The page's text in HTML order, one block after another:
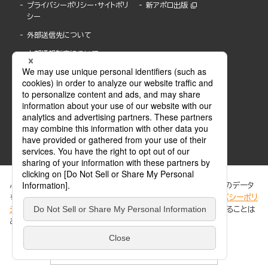
プライバシーポリシー・サイトポリ
シー
外部送信先について
内部通報制度について
新アポロ出版
ABJマークは、この電子書店・電子書籍配信サービスが、著作権者からコンテンツ使用許諾を
得た正規版配信サービスであることを示す登録商標(登録番号 第6091713号)です。
ABJマークの詳細、ABJマークを掲示しているサービスの一覧はこちら。
ぶんか社が運営するサイトでは、利便性向上のためにCookie等のデータ
を使用しています。 当社のCookieについての詳細は、「プライバシーポリ
シー
」をご覧ください。当サイトでは、訪問者の個人情報を追跡することは
ありません。